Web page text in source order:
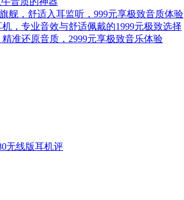
舰，舒适入耳监听，999元享极致音质体验
，专业音效与舒适佩戴的1999元极致选择
准还原音质，2999元享极致音乐体验
无线版耳机评